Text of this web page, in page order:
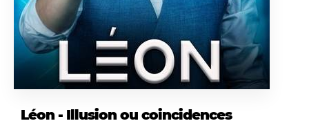
Léon - Illusion ou coincidences